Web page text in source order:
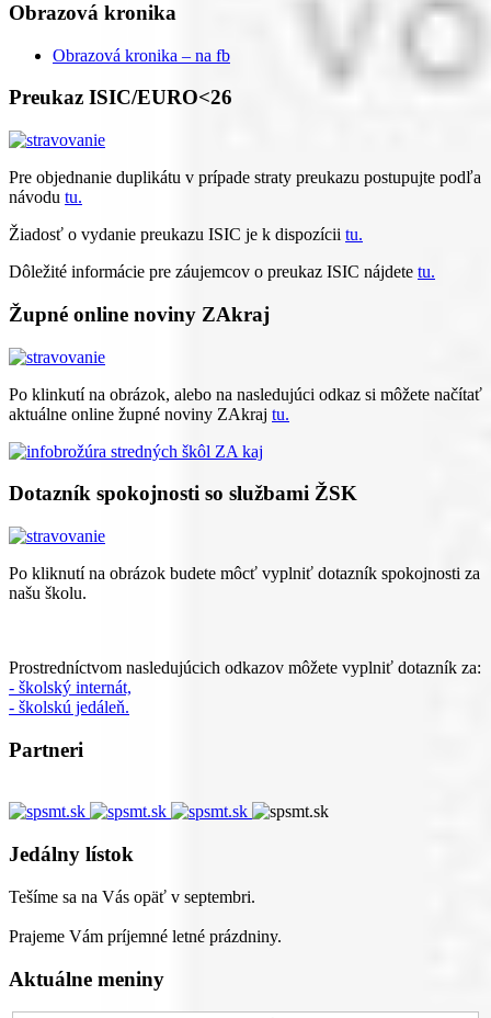
Obrazová kronika
Obrazová kronika – na fb
Preukaz ISIC/EURO<26
Pre objednanie duplikátu v prípade straty preukazu postupujte podľa
návodu tu.
Žiadosť o vydanie preukazu ISIC je k dispozícii tu.
Dôležité informácie pre záujemcov o preukaz ISIC nájdete tu.
Župné online noviny ZAkraj
Po klinkutí na obrázok, alebo na nasledujúci odkaz si môžete načítať
aktuálne online župné noviny ZAkraj tu.
Dotazník spokojnosti so službami ŽSK
Po kliknutí na obrázok budete môcť vyplniť dotazník spokojnosti za
našu školu.
Prostredníctvom nasledujúcich odkazov môžete vyplniť dotazník za:
- školský internát,
- školskú jedáleň.
Partneri
Jedálny lístok
Tešíme sa na Vás opäť v septembri.
Prajeme Vám príjemné letné prázdniny.
Aktuálne meniny